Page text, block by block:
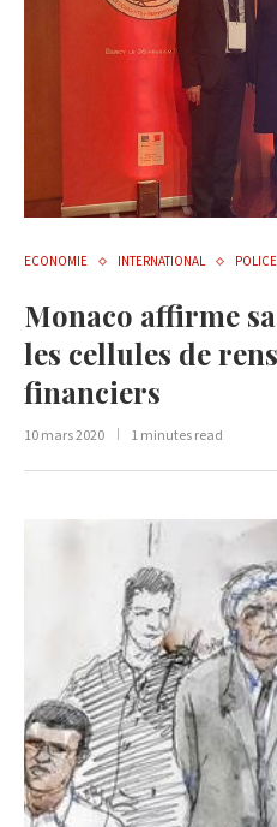
ECONOMIE INTERNATIONAL
Monaco affirme
les cellules de
financiers
10 mars 2020 1 minutes read